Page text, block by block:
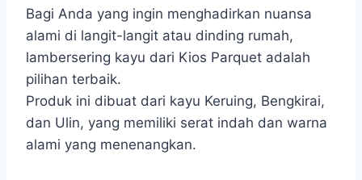
Bagi Anda yang ingin menghadirkan nuansa
alami di langit-langit atau dinding rumah,
lambersering kayu dari Kios Parquet adalah
pilihan terbaik.
Produk ini dibuat dari kayu Keruing, Bengkirai,
dan Ulin, yang memiliki serat indah dan warna
alami yang menenangkan.